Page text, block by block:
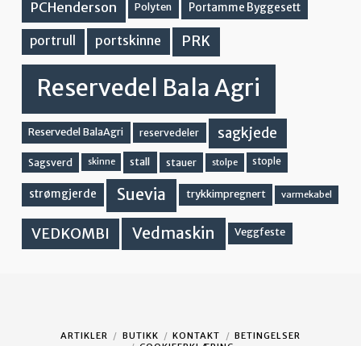
PCHenderson Polyten Portamme Byggesett
portrull portskinne PRK
Reservedel Bala Agri
Reservedel BalaAgri reservedeler sagkjede
Sagsverd skinne stall stauer stolpe stople
strømgjerde Suevia trykkimpregnert varmekabel
VEDKOMBI Vedmaskin Veggfeste
ARTIKLER BUTIKK KONTAKT
BETINGELSER